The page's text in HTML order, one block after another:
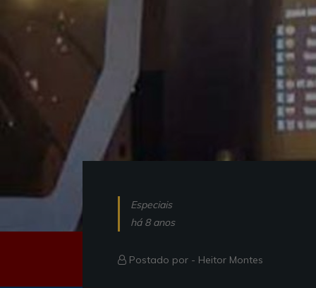
Especiais
há 8 anos
Postado por - Heitor Montes